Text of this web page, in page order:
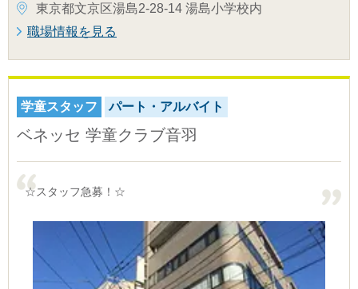
東京都文京区湯島2-28-14 湯島小学校内
職場情報を見る
学童スタッフ パート・アルバイト
ベネッセ 学童クラブ音羽
☆スタッフ急募！☆